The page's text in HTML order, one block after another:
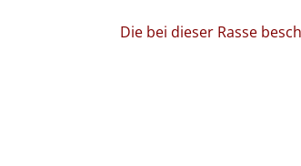
Die bei dieser Rasse